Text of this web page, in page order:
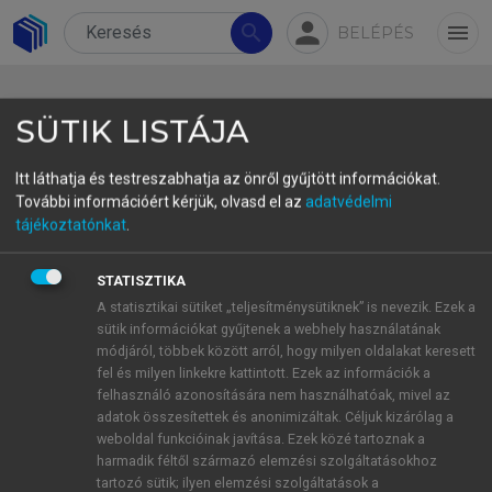
search person BELÉPÉS menu
5.2.1. A beágyazott
megnyilatkozásokat strukturáló
paratextusok
A beágyazott megnyilatkozásokat strukturáló
paratextusokból jóval kisebb arányban fordultak
elő az anyagban, az összes vizsgált paratextusnak
mindössze 5%-a került ki ebből a típusból (ami
284 db paratextust jelent). Az5. képa
paratextusoknak ezt a típusát szemlélteti.
SÜTIK LISTÁJA
Itt láthatja és testreszabhatja az önről gyűjtött információkat.
További információért kérjük, olvasd el az adatvédelmi
tájékoztatónkat.
STATISZTIKA
A statisztikai sütiket „teljesítménysütiknek” is nevezik. Ezek a
sütik információkat gyűjtenek a webhely használatának
módjáról, többek között arról, hogy milyen oldalakat keresett
fel és milyen linkekre kattintott. Ezek az információk a
felhasználó azonosítására nem használhatóak, mivel az
adatok összesítettek és anonimizáltak. Céljuk kizárólag a
weboldal funkcióinak javítása. Ezek közé tartoznak a
harmadik féltől származó elemzési szolgáltatásokhoz
tartozó sütik; ilyen elemzési szolgáltatások a